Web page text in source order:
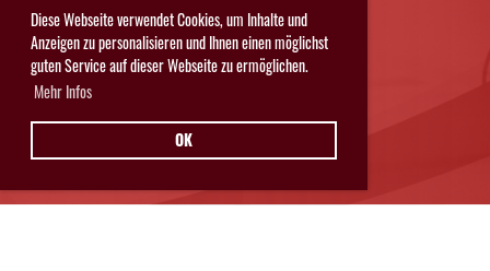
Diese Webseite verwendet Cookies, um Inhalte und
Anzeigen zu personalisieren und Ihnen einen möglichst
guten Service auf dieser Webseite zu ermöglichen.
Mehr Infos
OK